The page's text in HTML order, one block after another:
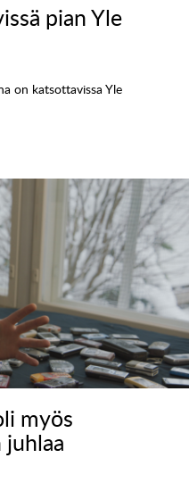
pian Yle
on katsottavissa Yle
myös